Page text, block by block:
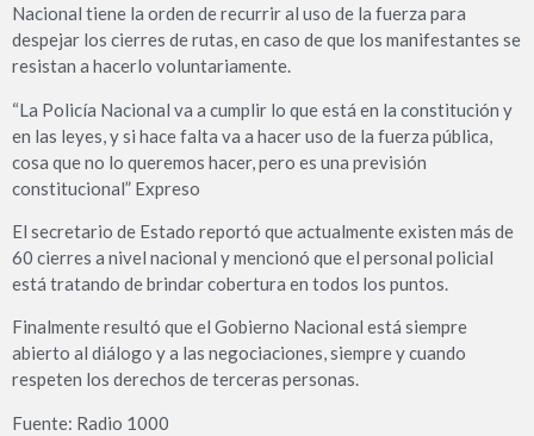
Nacional tiene la orden de recurrir al uso de la fuerza para
despejar los cierres de rutas, en caso de que los manifestantes se
resistan a hacerlo voluntariamente.
“La Policía Nacional va a cumplir lo que está en la constitución y
en las leyes, y si hace falta va a hacer uso de la fuerza pública,
cosa que no lo queremos hacer, pero es una previsión
constitucional” Expreso
El secretario de Estado reportó que actualmente existen más de
60 cierres a nivel nacional y mencionó que el personal policial
está tratando de brindar cobertura en todos los puntos.
Finalmente resultó que el Gobierno Nacional está siempre
abierto al diálogo y a las negociaciones, siempre y cuando
respeten los derechos de terceras personas.
Fuente: Radio 1000